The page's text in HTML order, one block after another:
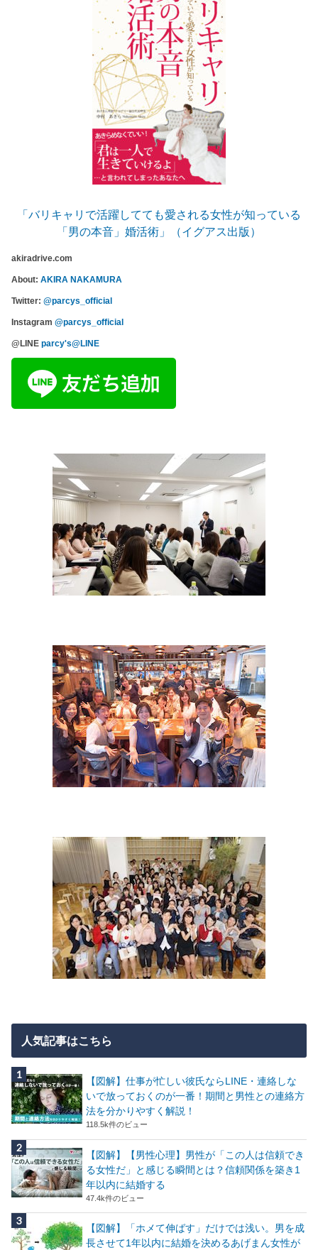
「バリキャリで活躍してても愛される女性が知っている
「男の本音」婚活術」（イグアス出版）
akiradrive.com
About:AKIRA NAKAMURA
Twitter:@parcys_official
Instagram@parcys_official
@LINEparcy's@LINE
人気記事はこちら
【図解】仕事が忙しい彼氏ならLINE・連絡しな
いで放っておくのが一番！期間と男性との連絡方
法を分かりやすく解説！
118.5k件のビュー
【図解】【男性心理】男性が「この人は信頼でき
る女性だ」と感じる瞬間とは？信頼関係を築き1
年以内に結婚する
47.4k件のビュー
【図解】「ホメて伸ばす」だけでは浅い。男を成
長させて1年以内に結婚を決めるあげまん女性が